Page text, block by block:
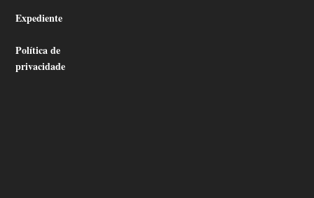
Expediente
Política de
privacidade